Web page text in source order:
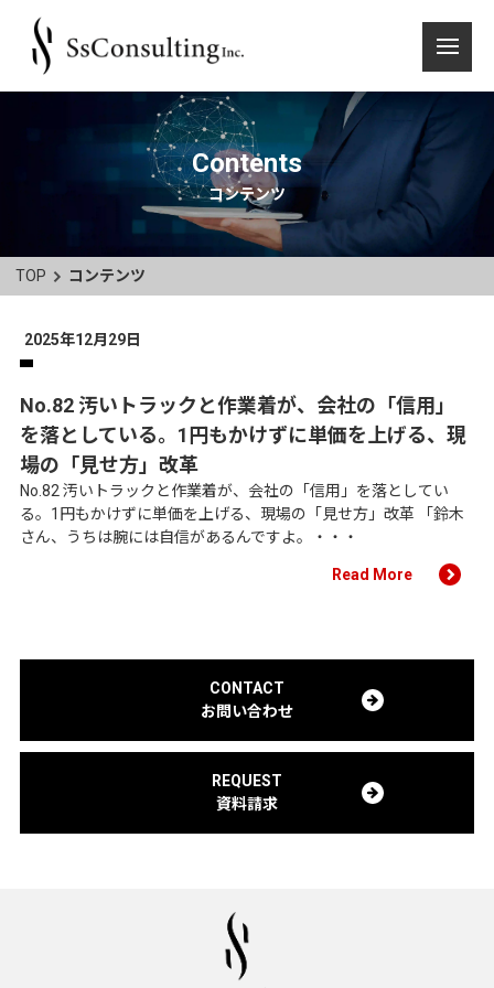
Contents
コンテンツ
TOP コンテンツ
2025年12月29日
No.82 汚いトラックと作業着が、会社の「信用」
を落としている。1円もかけずに単価を上げる、現
場の「見せ方」改革
No.82 汚いトラックと作業着が、会社の「信用」を落としてい
る。1円もかけずに単価を上げる、現場の「見せ方」改革 「鈴木
さん、うちは腕には自信があるんですよ。・・・
Read More
CONTACT
お問い合わせ
REQUEST
資料請求